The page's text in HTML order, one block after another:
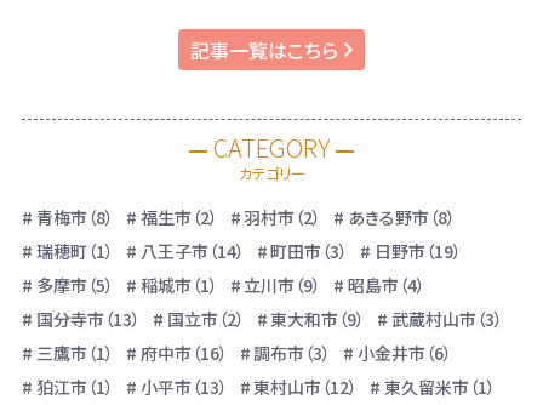
記事一覧はこちら
CATEGORY
カテゴリー
青梅市（8） 福生市（2） 羽村市（2）
あきる野市（8）
瑞穂町（1）
八王子市（14） 町田市（3）
日野市（19）
多摩市（5）
稲城市（1） 立川市（9）
昭島市（4）
国分寺市（13）
国立市（2） 東大和市（9）
武蔵村山市（3）
三鷹市（1）
府中市（16） 調布市（3）
小金井市（6）
狛江市（1）
小平市（13） 東村山市（12）
東久留米市（1）